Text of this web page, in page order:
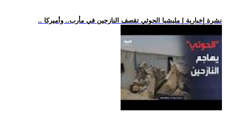
.. نشرة إخبارية | مليشيا الحوثي تقصف النازحين في مأرب.. وأميركا